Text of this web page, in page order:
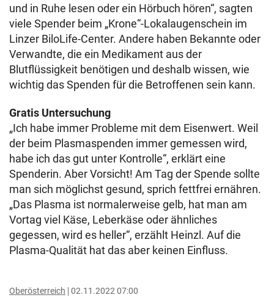
und in Ruhe lesen oder ein Hörbuch hören“, sagten
viele Spender beim „Krone“-Lokalaugenschein im
Linzer BiloLife-Center. Andere haben Bekannte oder
Verwandte, die ein Medikament aus der
Blutflüssigkeit benötigen und deshalb wissen, wie
wichtig das Spenden für die Betroffenen sein kann.
Gratis Untersuchung
„Ich habe immer Probleme mit dem Eisenwert. Weil
der beim Plasmaspenden immer gemessen wird,
habe ich das gut unter Kontrolle“, erklärt eine
Spenderin. Aber Vorsicht! Am Tag der Spende sollte
man sich möglichst gesund, sprich fettfrei ernähren.
„Das Plasma ist normalerweise gelb, hat man am
Vortag viel Käse, Leberkäse oder ähnliches
gegessen, wird es heller“, erzählt Heinzl. Auf die
Plasma-Qualität hat das aber keinen Einfluss.
Oberösterreich 02.11.2022 07:00